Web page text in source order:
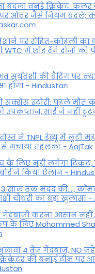
बदला वनडे क्रिकेट: कलर
ओवर जैसे नियम बदले;
पर रोहित-कोहली का
में छोड़ देंगे दोनों को
सूर्यवंशी की बैटिंग पर
होगा - Hindustan
सक्‍सेस स्‍टोरी: पहले मौत
उपकप्तान, भाई ने नहीं
ने TNPL डेब्यू में लूटी
से मचाया तहलका - AajTak
के लिए नहीं लगेगा टिकट,
ने किया ऐलान -
3 साल तक मदद की...',
चौधरी का बड़ा खुलासा -
करना आसान
के लिए Mohammed
4 तेज गेंदबाज, NO
की बनाई टीम पर